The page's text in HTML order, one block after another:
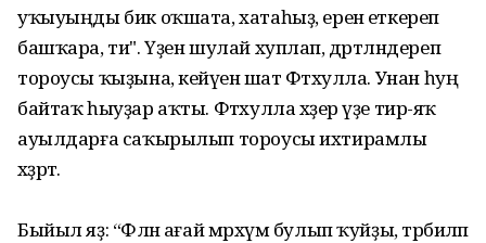
уҡыуыңды бик оҡшата, хатаһыҙ, еренә еткереп
башҡара, ти". Үҙен шулай хуплап, дәртләндереп
тороусы ҡыҙына, кейәүенә шат Фәтхулла. Унан һуң
байтаҡ һыуҙар аҡты. Фәтхулла хәҙер үҙе тирә-яҡ
ауылдарға саҡырылып тороусы ихтирамлы
хәҙрәт.
Быйыл яҙ: “Фәлән ағай мәрхүм булып ҡуйҙы, тәрбиәләп